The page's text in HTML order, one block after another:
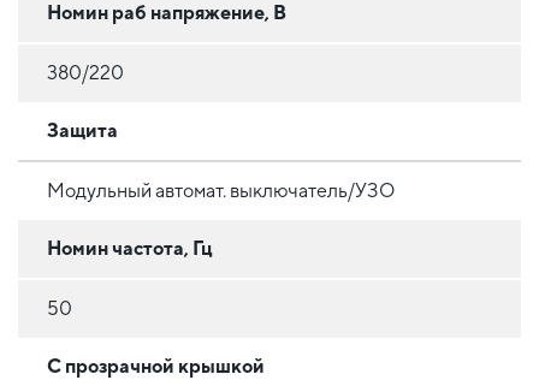
Номин раб напряжение, В
380/220
Защита
Модульный автомат. выключатель/УЗО
Номин частота, Гц
50
С прозрачной крышкой